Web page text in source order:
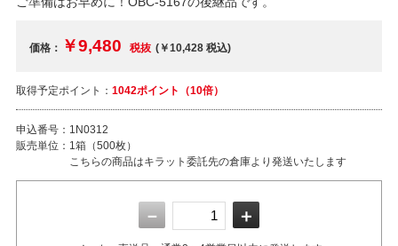
価格： ￥9,480 税抜 (￥10,428税込)
取得予定ポイント： 1042ポイント（10倍）
申込番号： 1N0312
販売単位： 1箱（500枚）
こちらの商品はキラット委託先の倉庫より発送いたします
－ ＋